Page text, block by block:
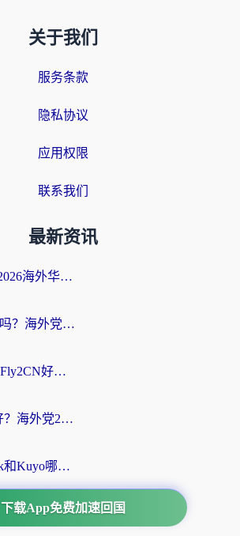
关于我们
服务条款
隐私协议
应用权限
联系我们
最新资讯
Mac翻墙回国免费？2026海外华人亲测：从CCTV5直播到国内APP，这样选加速器才靠谱
Proton VPN中国能用吗？海外党选回国加速器的避坑指南（附番茄加速器实测）
海外党必看：斧牛和Fly2CN好用吗？3招教你选对回国加速器（附免费试用攻略）
斧牛和OurPlay哪个好？海外党2026亲测：选对加速器，国内资源秒加载
海外党纠结Quickback和Kuyo哪个好？选对回国加速器才能无缝刷国内资源
下载App免费加速回国